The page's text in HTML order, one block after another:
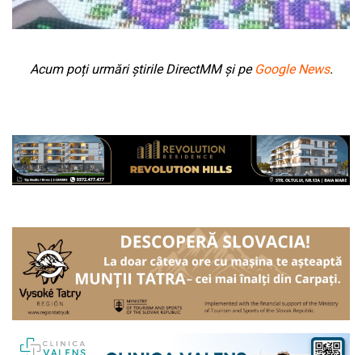
Acum poți urmări știrile DirectMM și pe Google News.